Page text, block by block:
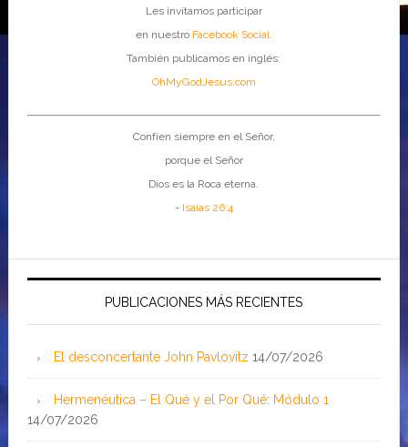
Les invitamos participar
en nuestro Facebook Social.
También publicamos en inglés:
OhMyGodJesus.com
Confíen siempre en el Señor,
porque el Señor
Dios es la Roca eterna.
- Isaías 26:4
PUBLICACIONES MÁS RECIENTES
El desconcertante John Pavlovitz 14/07/2026
Hermenéutica – El Qué y el Por Qué: Módulo 1
14/07/2026